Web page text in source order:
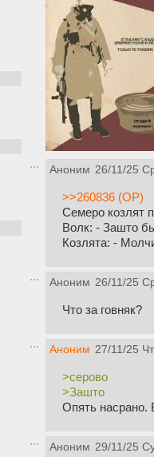
Аноним 26/11/25
>>260836 (OP)
Семеро козлят
Волк: - Зашто
Козлята: -
Аноним 26/11/25
Что за говняк?
Аноним 27/11/25
>серово
>Зашто
Опять насрано.
Аноним 29/11/25